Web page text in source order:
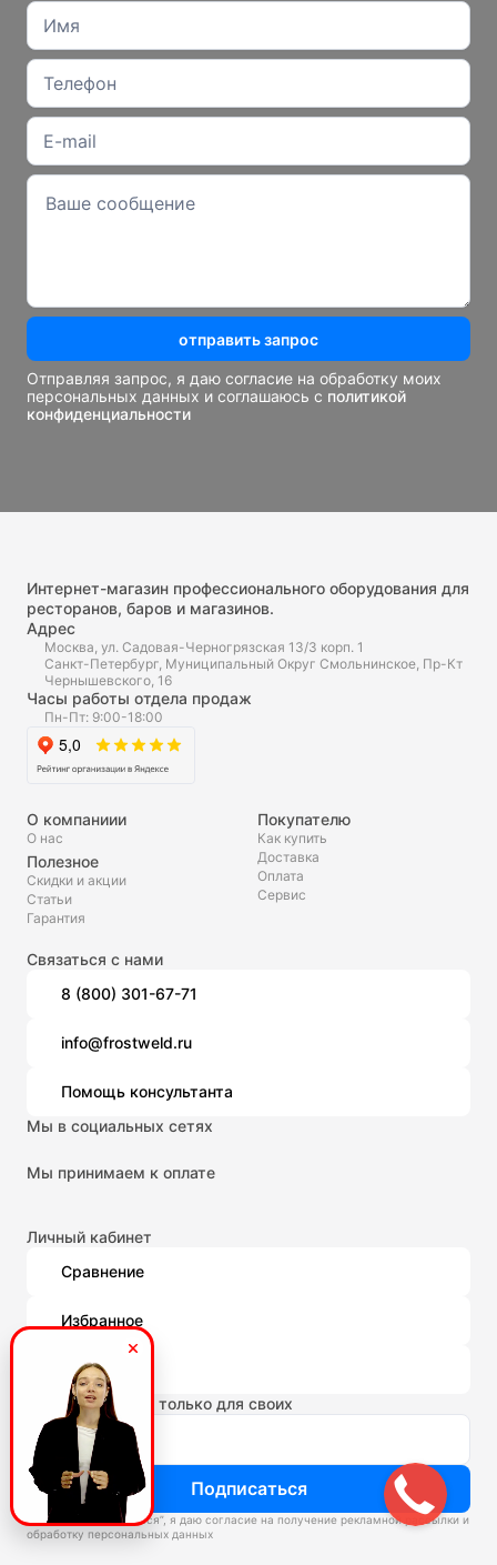
отправить запрос
Отправляя запрос, я даю согласие на обработку моих
персональных данных и соглашаюсь с политикой
конфиденциальности
Интернет-магазин профессионального оборудования для
ресторанов, баров и магазинов.
Адрес
Москва, ул. Садовая-Черногрязская 13/3 корп. 1
Санкт-Петербург, Муниципальный Округ Смольнинское, Пр-Кт
Чернышевского, 16
Часы работы отдела продаж
Пн-Пт: 9:00-18:00
О компаниии
О нас
Полезное
Скидки и акции
Статьи
Гарантия
Покупателю
Как купить
Доставка
Оплата
Сервис
Связаться с нами
8 (800) 301-67-71
info@frostweld.ru
Помощь консультанта
Мы в социальных сетях
Мы принимаем к оплате
Личный кабинет
Сравнение
Избранное
Корзина
Новости и акции только для своих
Подписаться
Нажимая “Подписаться”, я даю согласие на получение рекламной рассылки и
обработку персональных данных